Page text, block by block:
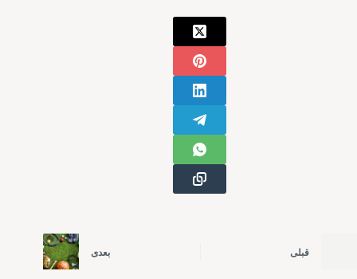
قبلی بعدی